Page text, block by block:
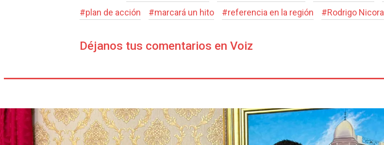
#plan de acción #marcará un hito #referencia en la región #Rodrigo Nicora
Déjanos tus comentarios en Voiz